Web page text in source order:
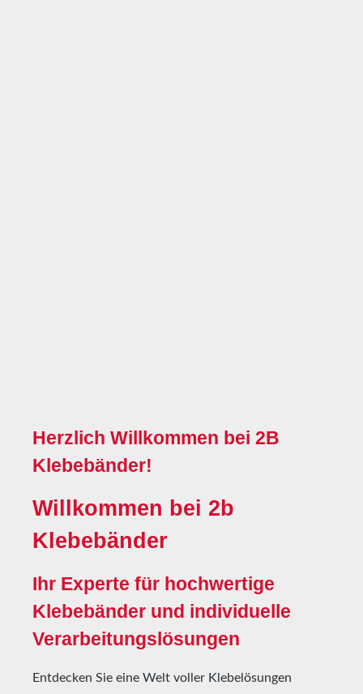
Herzlich Willkommen bei 2B
Klebebänder!
Willkommen bei 2b
Klebebänder
Ihr Experte für hochwertige
Klebebänder und individuelle
Verarbeitungslösungen
Entdecken Sie eine Welt voller Klebelösungen